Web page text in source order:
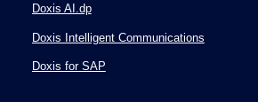
Doxis AI.dp
Doxis Intelligent Communications
Doxis for SAP